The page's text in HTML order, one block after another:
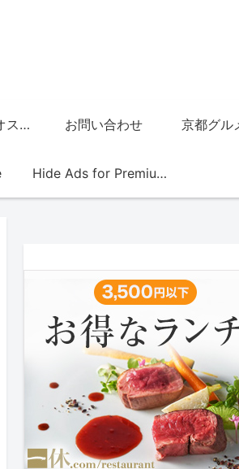
グッチジャパン的オススメ店 お問い合わせ 京都グル
Hide Ads for Premium Members